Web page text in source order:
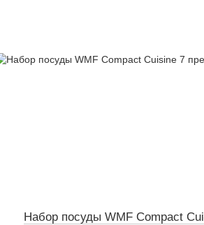
Набор посуды WMF Compact